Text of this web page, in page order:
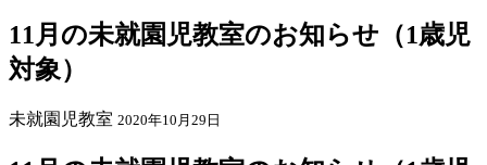
11月の未就園児教室のお知らせ（1歳児
対象）
未就園児教室 2020年10月29日